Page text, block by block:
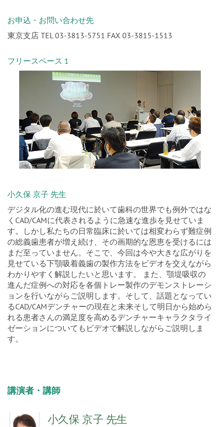
お申込・お問い合わせ先
東京支店 TEL 03-3813-5751 FAX 03-3815-1513
フリースペース 1
小久保 京子 先生
デジタル化の進む現代に於いて歯科の世界でも例外ではな
くCAD/CAMに代表されるように急速な進歩を見せていま
す。しかし私たちの日常臨床に於いては相変わらず難症例
の総義歯患者が増え続け、その画期的な恩恵を受けるには
まだ至っていません。そこで、今回は今や大きな広がりを
見せている下顎吸着義歯の製作方法をビデオを交えながら
わかりやすく解説したいと思います。 また、顎堤吸収の
進んだ症例への対応を各個トレー製作のデモンストレーシ
ョンを行いながらご説明します。そして、話題となってい
るCAD/CAMデンチャーの現在と未来そして明日から始めら
れる患者さんの満足度を高めるデンチャーキャラクタライ
ゼーションについてもビデオで解説しながらご説明しま
す。
講演者・講師
小久保 京子 先生